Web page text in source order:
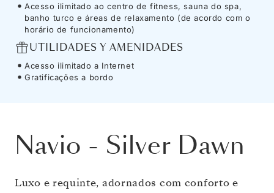
Acesso ilimitado ao centro de fitness, sauna do spa,
banho turco e áreas de relaxamento (de acordo com o
horário de funcionamento)
UTILIDADES Y AMENIDADES
Acesso ilimitado a Internet
Gratificações a bordo
Navio - Silver Dawn
Luxo e requinte, adornados com conforto e